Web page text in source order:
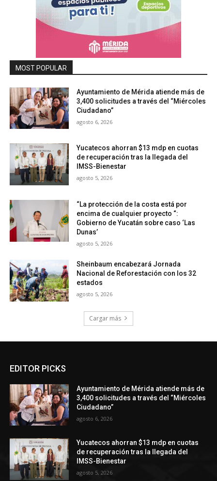
MOST POPULAR
Ayuntamiento de Mérida atiende más de
3,400 solicitudes a través del “Miércoles
Ciudadano”
agosto 6, 2026
Yucatecos ahorran $13 mdp en cuotas
de recuperación tras la llegada del
IMSS-Bienestar
agosto 5, 2026
“La protección de la costa está por
encima de cualquier proyecto “:
Gobierno de Yucatán sobre caso ‘Las
Dunas’
agosto 5, 2026
Sheinbaum encabezará Jornada
Nacional de Reforestación con los 32
estados
agosto 5, 2026
Cargar más
EDITOR PICKS
Ayuntamiento de Mérida atiende más de
3,400 solicitudes a través del “Miércoles
Ciudadano”
agosto 6, 2026
Yucatecos ahorran $13 mdp en cuotas
de recuperación tras la llegada del
IMSS-Bienestar
agosto 5, 2026